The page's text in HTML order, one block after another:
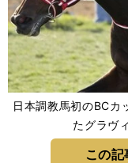
日本調教馬初のBCカ
たグラヴ
この